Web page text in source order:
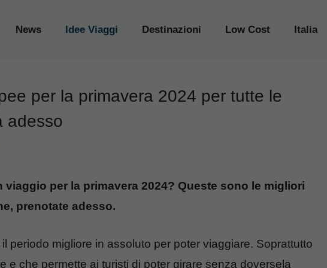
News Idee Viaggi Destinazioni Low Cost Italia
per la primavera 2024 per tutte le
adesso
per la primavera 2024? Queste sono le migliori
prenotate adesso.
periodo migliore in assoluto per poter viaggiare. Soprattutto
e che permette ai turisti di poter girare senza doversela